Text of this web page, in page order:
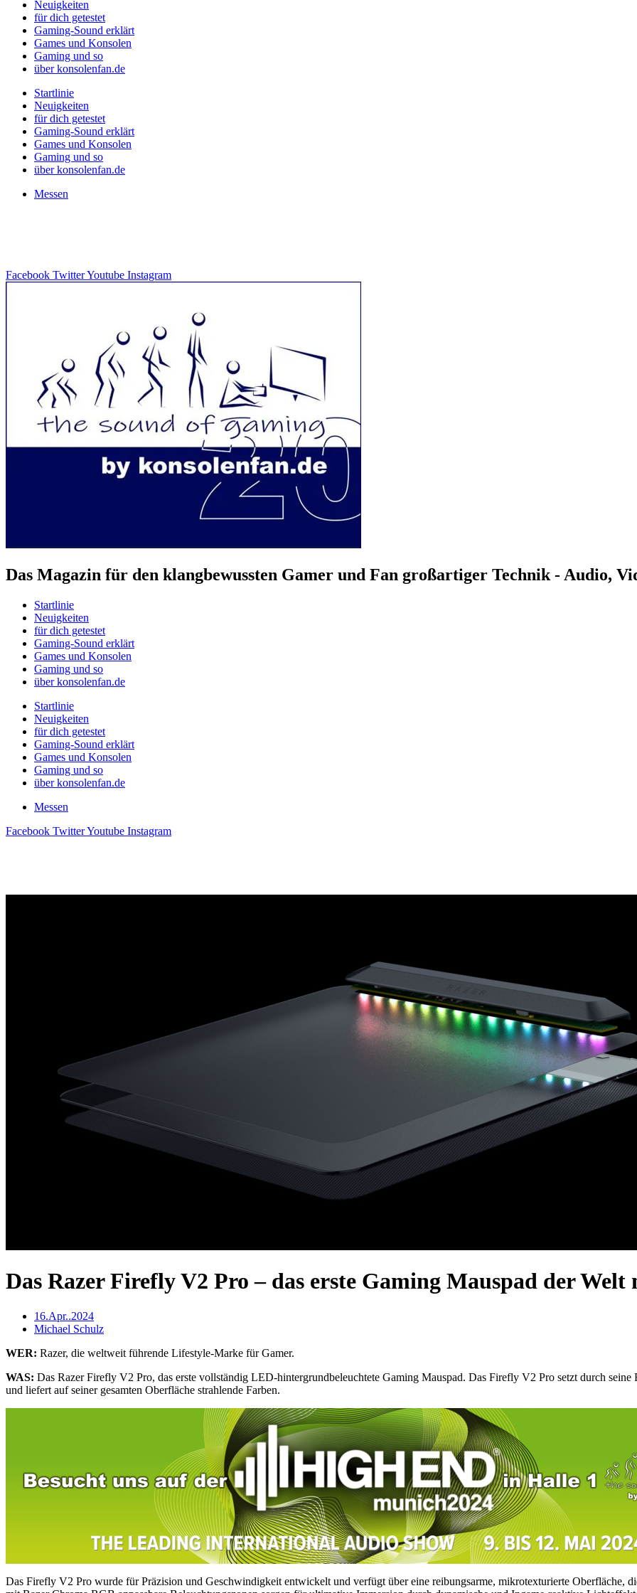
Neuigkeiten
für dich getestet
Gaming-Sound erklärt
Games und Konsolen
Gaming und so
über konsolenfan.de
Startlinie
Neuigkeiten
für dich getestet
Gaming-Sound erklärt
Games und Konsolen
Gaming und so
über konsolenfan.de
Messen
Facebook TwitterYoutube Instagram
Das Magazin für den klangbewussten Gamer und Fan großartiger Technik - Audio,
Startlinie
Neuigkeiten
für dich getestet
Gaming-Sound erklärt
Games und Konsolen
Gaming und so
über konsolenfan.de
Startlinie
Neuigkeiten
für dich getestet
Gaming-Sound erklärt
Games und Konsolen
Gaming und so
über konsolenfan.de
Messen
Facebook TwitterYoutube Instagram
Das Razer Firefly V2 Pro – das erste Gaming Mauspad der
16.Apr..2024
Michael Schulz
WER: Razer, die weltweit führende Lifestyle-Marke für Gamer.
WAS: Das Razer Firefly V2 Pro, das erste vollständig LED-hintergrundbeleuchtete Gaming Mauspad. Das Firefly V2 Pro setzt durch
und liefert auf seiner gesamten Oberfläche strahlende Farben.
Das Firefly V2 Pro wurde für Präzision und Geschwindigkeit entwickelt und verfügt über eine reibungsarme, mikrotexturierte Oberfläche,